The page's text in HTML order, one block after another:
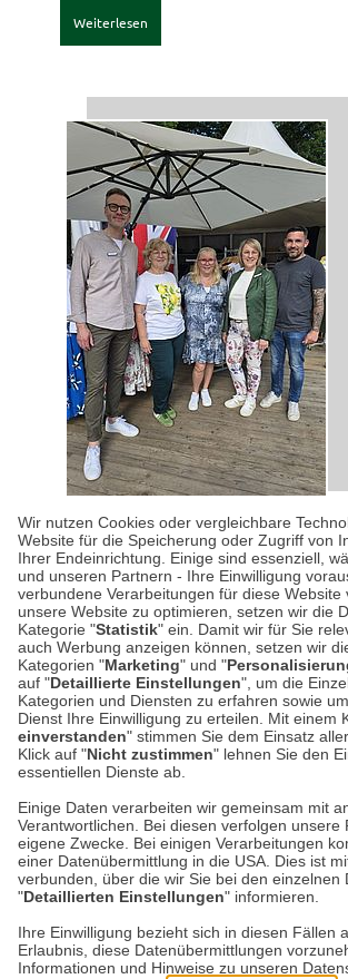
Wir nutzen Cookies oder vergleichbare
Website für die Speicherung oder Zugriff von
Ihrer Endeinrichtung. Einige sind essenziell,
und unseren Partnern - Ihre Einwilligung
verbundene Verarbeitungen für diese Website
unsere Website zu optimieren, setzen wir die
Kategorie "Statistik" ein. Damit wir für Sie
auch Werbung anzeigen können, setzen wir
Kategorien "Marketing" und "
auf "Detaillierte Einstellungen", um die
Kategorien und Diensten zu erfahren sowie
Dienst Ihre Einwilligung zu erteilen. Mit einem
einverstanden" stimmen Sie dem Einsatz
Klick auf "Nicht zustimmen" lehnen Sie den
essentiellen Dienste ab.
Einige Daten verarbeiten wir gemeinsam mit
Verantwortlichen. Bei diesen verfolgen unsere
eigene Zwecke. Bei einigen Verarbeitungen
einer Datenübermittlung in die USA. Dies ist
verbunden, über die wir Sie bei den einzelnen
"Detaillierten Einstellungen" informieren.
Ihre Einwilligung bezieht sich in diesen Fällen
Erlaubnis, diese Datenübermittlungen
Informationen und Hinweise zu unseren
Weiterlesen
IN EIGENER SACHE| 30.05.2025 |
PRINZ
THE BRITISH SHOP
Landpartie in
Zum mittlerweileachten Malsind
beliebten Landpartie in Adendorf
und dieses Jahr gibt es einige
Neuerungen! Unser…
Weiterlesen
Datenschutz Impressum
Netiquette